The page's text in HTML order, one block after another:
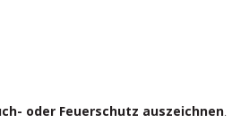
oder Feuerschutz auszeichnen.